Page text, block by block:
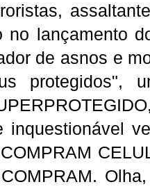
no lançamento
de asnos e
protegidos",
inquestionável